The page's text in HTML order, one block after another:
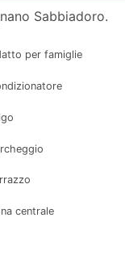
Sabbiadoro.
per famiglie
centrale